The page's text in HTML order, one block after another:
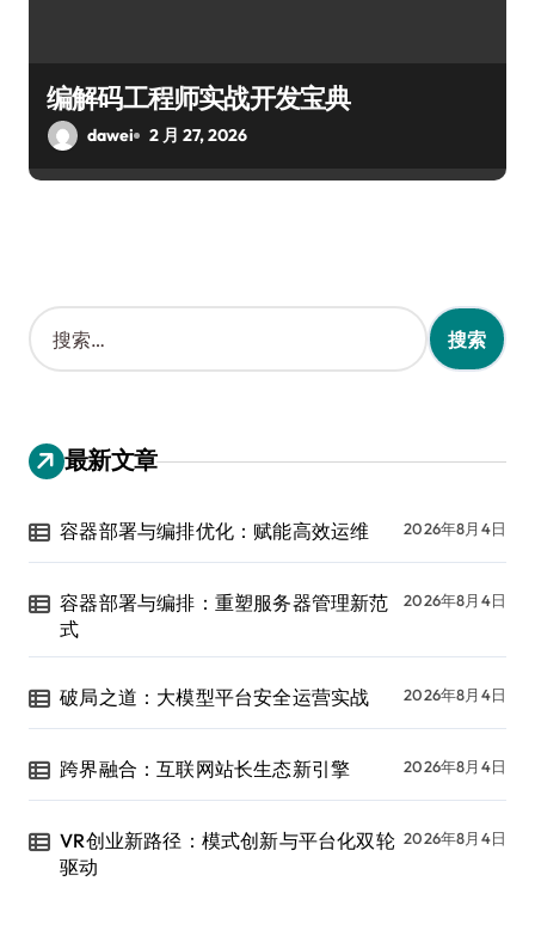
编解码工程师实战开发宝典
dawei 2 月 27, 2026
搜
索
：
最新文章
容器部署与编排优化：赋能高效运维 2026年8月4日
容器部署与编排：重塑服务器管理新范
式
2026年8月4日
破局之道：大模型平台安全运营实战 2026年8月4日
跨界融合：互联网站长生态新引擎 2026年8月4日
VR创业新路径：模式创新与平台化双轮
驱动
2026年8月4日